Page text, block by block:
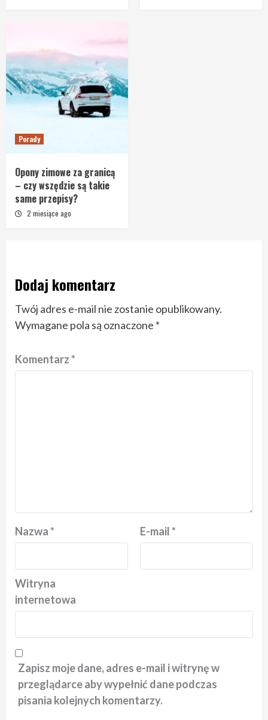
Porady
Opony zimowe za granicą
– czy wszędzie są takie
same przepisy?
2 miesiące ago
Dodaj komentarz
Twój adres e-mail nie zostanie opublikowany.
Wymagane pola są oznaczone *
Komentarz*
Nazwa* E-mail*
Witryna
internetowa
Zapisz moje dane, adres e-mail i witrynę w
przeglądarce aby wypełnić dane podczas
pisania kolejnych komentarzy.